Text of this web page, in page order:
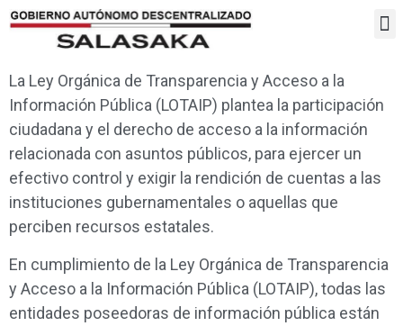
La Ley Orgánica de Transparencia y Acceso a la
Información Pública (LOTAIP) plantea la participación
ciudadana y el derecho de acceso a la información
relacionada con asuntos públicos, para ejercer un
efectivo control y exigir la rendición de cuentas a las
instituciones gubernamentales o aquellas que
perciben recursos estatales.
En cumplimiento de la Ley Orgánica de Transparencia
y Acceso a la Información Pública (LOTAIP), todas las
entidades poseedoras de información pública están